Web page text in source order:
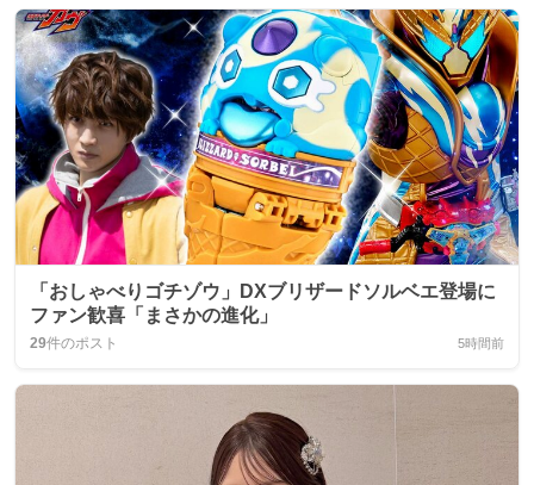
「おしゃべりゴチゾウ」DXブリザードソルベエ登場に
ファン歓喜「まさかの進化」
29件のポスト 5時間前